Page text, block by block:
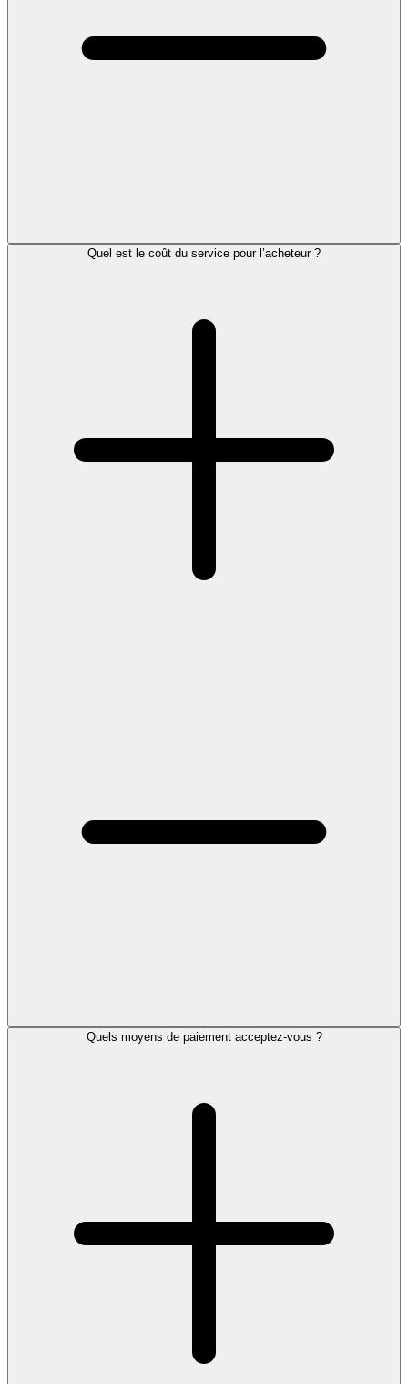
Quel est le coût du service pour l’acheteur ?
Quels moyens de paiement acceptez-vous ?